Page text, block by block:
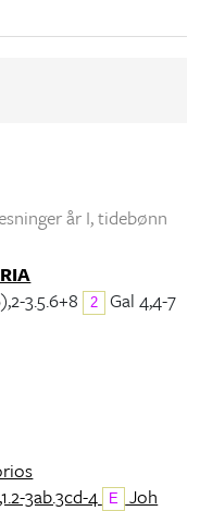
år I, tidebønn
3.5.6+8 2 Gal 4,4-7
3ab.3cd-4 E
Joh